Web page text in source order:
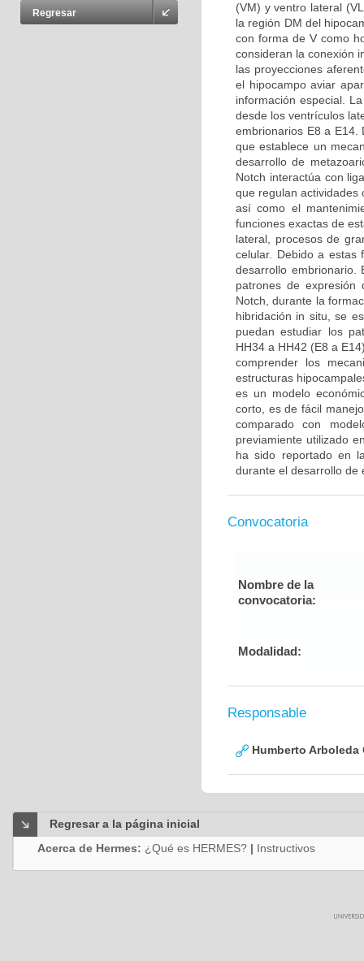
Regresar
(VM) y ventro lateral
la región DM del
con forma de V como
consideran la conexión
las proyecciones
el hipocampo aviar
información especial.
desde los ventrículos
embrionarios E8 a E14.
que establece un
desarrollo de
Notch interactúa con
que regulan actividades
así como el
funciones exactas de
lateral, procesos de
celular. Debido a estas
desarrollo embrionario.
patrones de
Notch, durante la
hibridación in situ, se
puedan estudiar los
HH34 a HH42 (E8 a
comprender los
estructuras
es un modelo
corto, es de fácil
comparado con
previamiente utilizado
ha sido reportado en
durante el desarrollo de
Convocatoria
Nombre de la
convocatoria:
Modalidad:
Responsable
Humberto Arboleda
Regresar a la página inicial
Acerca de Hermes: ¿Qué es HERMES? | Instructivos